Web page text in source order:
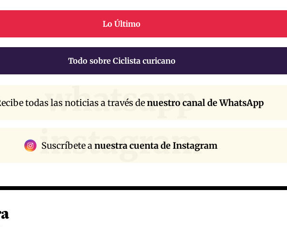
Lo Último
Todo sobre Ciclista curicano
whatsapp
todas las noticias a través denuestro canal de WhatsApp
instagram
Suscríbete anuestra cuenta de Instagram